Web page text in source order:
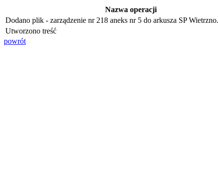
Nazwa operacji
Dodano plik - zarządzenie nr 218 aneks nr 5 do arkusza SP
Utworzono treść
powrót